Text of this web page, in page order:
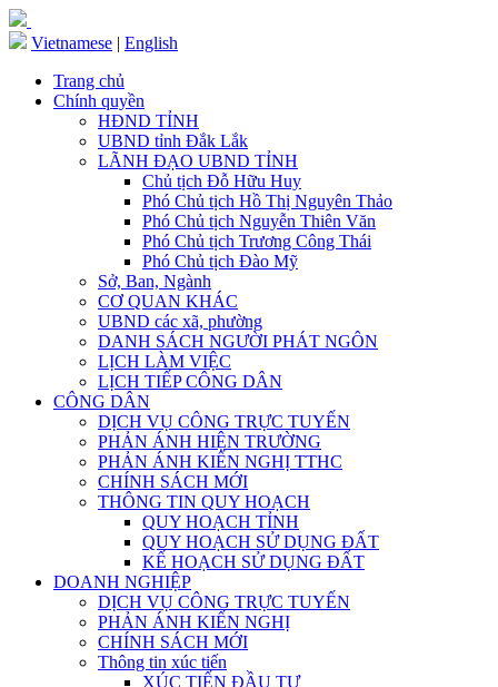
Vietnamese | English
Trang chủ
Chính quyền
HĐND TỈNH
UBND tỉnh Đắk Lắk
LÃNH ĐẠO UBND TỈNH
Chủ tịch Đỗ Hữu Huy
Phó Chủ tịch Hồ Thị Nguyên Thảo
Phó Chủ tịch Nguyễn Thiên Văn
Phó Chủ tịch Trương Công Thái
Phó Chủ tịch Đào Mỹ
Sở, Ban, Ngành
CƠ QUAN KHÁC
UBND các xã, phường
DANH SÁCH NGƯỜI PHÁT NGÔN
LỊCH LÀM VIỆC
LỊCH TIẾP CÔNG DÂN
CÔNG DÂN
DỊCH VỤ CÔNG TRỰC TUYẾN
PHẢN ÁNH HIỆN TRƯỜNG
PHẢN ÁNH KIẾN NGHỊ TTHC
CHÍNH SÁCH MỚI
THÔNG TIN QUY HOẠCH
QUY HOẠCH TỈNH
QUY HOẠCH SỬ DỤNG ĐẤT
KẾ HOẠCH SỬ DỤNG ĐẤT
DOANH NGHIỆP
DỊCH VỤ CÔNG TRỰC TUYẾN
PHẢN ÁNH KIẾN NGHỊ
CHÍNH SÁCH MỚI
Thông tin xúc tiến
XÚC TIẾN ĐẦU TƯ